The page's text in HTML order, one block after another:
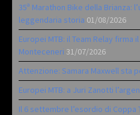
35ª Marathon Bike della Brianza:
leggendaria storia 01/08/2026
Europei MTB: il Team Relay
Monteceneri 31/07/2026
Attenzione: Samara Maxwell sta
Europei MTB: a Juri Zanotti
Il 6 settembre l’esordio di Coppa